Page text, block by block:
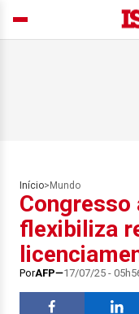
Início> Mundo
flexibiliza
PorAFP 17/07/25 -